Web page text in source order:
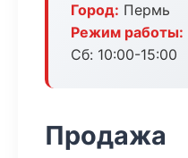
Город: Пермь
Режим работы:
Сб: 10:00-15:00
Продажа